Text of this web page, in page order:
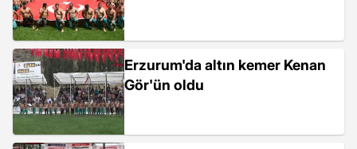
Erzurum'da altın kemer Kenan
Gör'ün oldu